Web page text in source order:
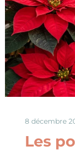
8 décembre
Les